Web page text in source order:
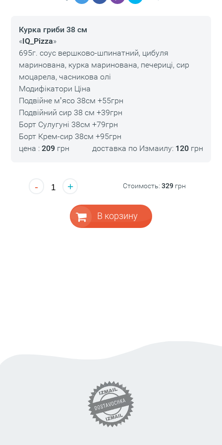
Курка гриби 38 см
«IQ_Pizza»
695г. соус вершково-шпинатний, цибуля
маринована, курка маринована, печериці, сир
моцарела, часникова олі
Модифікатори Ціна
Подвійне мʼясо 38см +55грн
Подвійний сир 38 см +39грн
Борт Сулугуні 38см +79грн
Борт Крем-сир 38см +95грн
цена : 209грн доставка по Измаилу: 120 грн
- + Стоимость:329 грн
В корзину